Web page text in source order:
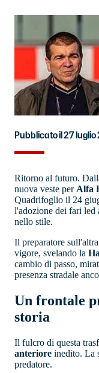
Pubblicato il 27 luglio
Ritorno al futuro.
nuova veste per Alfa
Quadrifoglio il 24
l'adozione dei fari led
nello stile.
Il preparatore
vigore, svelando la
cambio di passo,
presenza stradale
Un frontale
storia
Il fulcro di questa
anteriore inedito. La
predatore.